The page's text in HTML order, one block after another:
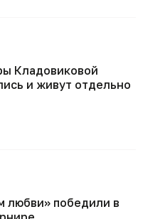
Кладовиковой
и живут отдельно
любви» победили в